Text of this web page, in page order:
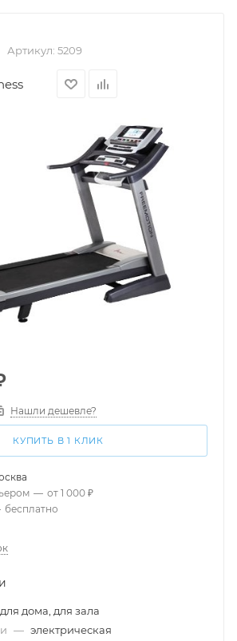
Артикул: 5209
Нашли дешевле?
КУПИТЬ В 1 КЛИК
— от 1 000 ₽
бесплатно
для дома, для зала
— электрическая